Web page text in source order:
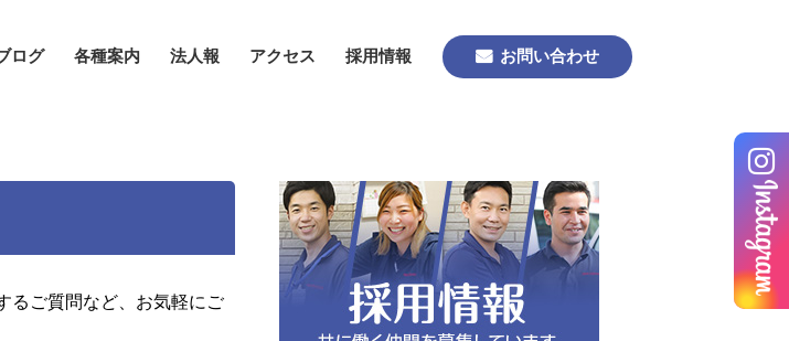
ログ 各種案内 法人報 アクセス 採用情報 お問い合わせ
るご質問など、お気軽にご